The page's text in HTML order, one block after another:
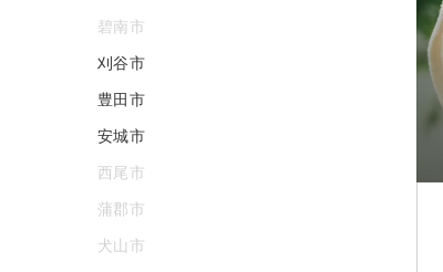
碧南市
刈谷市
豊田市
安城市
西尾市
蒲郡市
犬山市